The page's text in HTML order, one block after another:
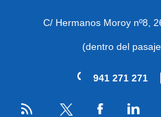
C/ Hermanos Moroy nº8,
(dentro del
941 271 271
RSS